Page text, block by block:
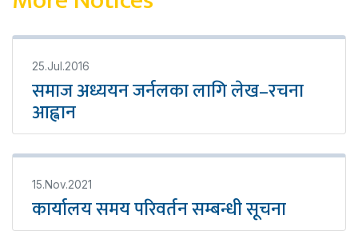
25.Jul.2016
समाज अध्ययन जर्नलका लागि लेख–रचना
आह्वान
15.Nov.2021
कार्यालय समय परिवर्तन सम्बन्धी सूचना